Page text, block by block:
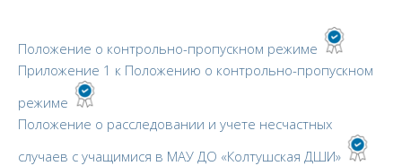
Положение о контрольно-пропускном режиме
Приложение 1 к Положению о контрольно-пропускном
режиме
Положение о расследовании и учете несчастных
случаев с учащимися в МАУ ДО «Колтушская ДШИ»